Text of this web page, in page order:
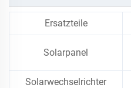
Ersatzteile
Solarpanel
Solarwechselrichter